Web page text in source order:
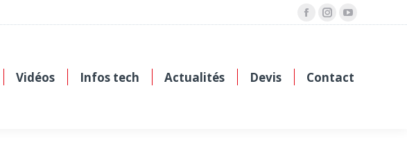
Facebook
Instagram
YouTube
Vidéos Infos tech Actualités Devis Contact